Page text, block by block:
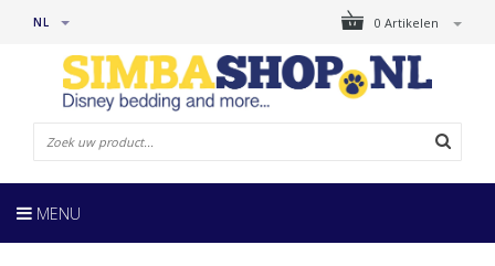
0 Artikelen
NL
MENU